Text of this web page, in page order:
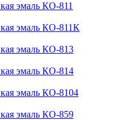
эмаль КО-811
эмаль КО-811К
эмаль КО-813
эмаль КО-814
эмаль КО-8104
эмаль КО-859